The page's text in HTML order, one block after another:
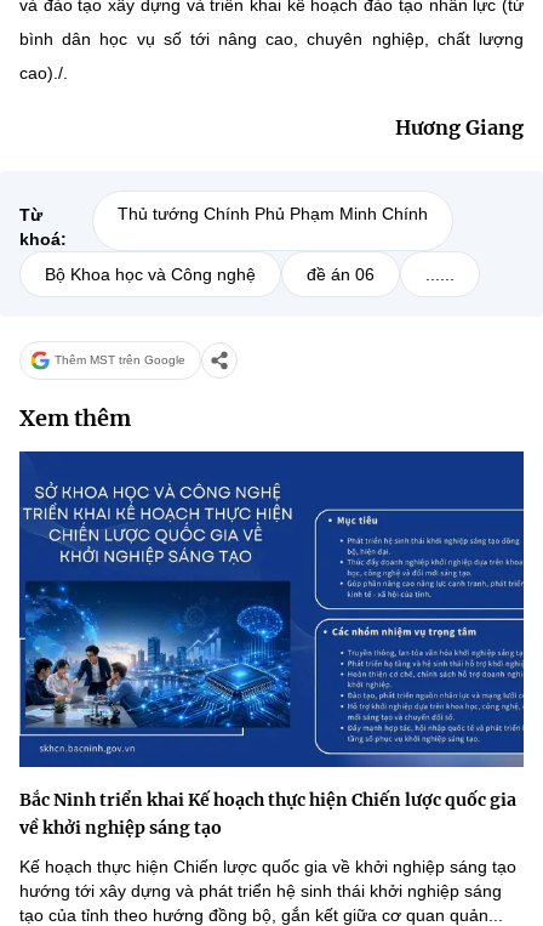
và đào tạo xây dựng và triển khai kế hoạch đào tạo nhân lực (từ
bình dân học vụ số tới nâng cao, chuyên nghiệp, chất lượng
cao)./.
Hương Giang
Từ
khoá:
Thủ tướng Chính Phủ Phạm Minh Chính
Bộ Khoa học và Công nghệ đề án 06
Thêm MST trên Google
Xem thêm
Bắc Ninh triển khai Kế hoạch thực hiện Chiến lược quốc gia
về khởi nghiệp sáng tạo
Kế hoạch thực hiện Chiến lược quốc gia về khởi nghiệp sáng tạo
hướng tới xây dựng và phát triển hệ sinh thái khởi nghiệp sáng
tạo của tỉnh theo hướng đồng bộ, gắn kết giữa cơ quan quản...